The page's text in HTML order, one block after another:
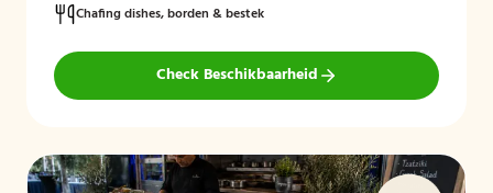
Chafing dishes, borden & bestek
Check Beschikbaarheid